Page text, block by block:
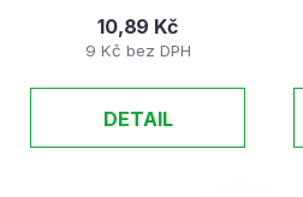
9 Kč bez DPH
10,89 Kč
DETAIL